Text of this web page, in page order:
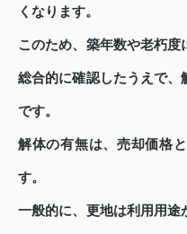
くなります。
このため、築年数や老朽
総合的に確認したうえで
です。
解体の有無は、売却価格
す。
一般的に、更地は利用用途